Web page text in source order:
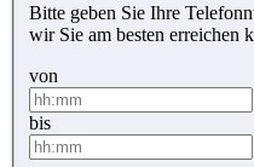
Bitte geben Sie Ihre
wir Sie am besten erreichen
von
bis